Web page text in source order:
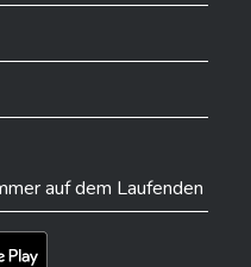
auf dem Laufenden
l'app sur Play Store